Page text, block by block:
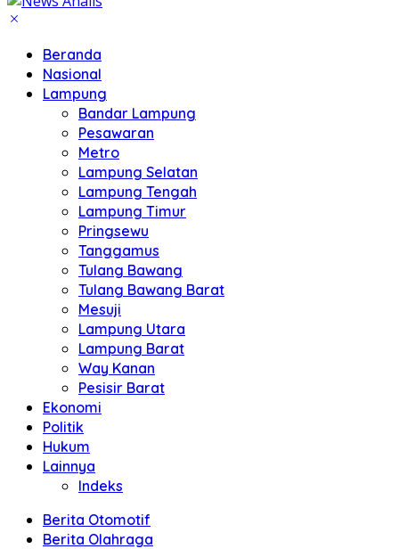
Beranda
Nasional
Lampung
Bandar Lampung
Pesawaran
Metro
Lampung Selatan
Lampung Tengah
Lampung Timur
Pringsewu
Tanggamus
Tulang Bawang
Tulang Bawang Barat
Mesuji
Lampung Utara
Lampung Barat
Way Kanan
Pesisir Barat
Ekonomi
Politik
Hukum
Lainnya
Indeks
Berita Otomotif
Berita Olahraga